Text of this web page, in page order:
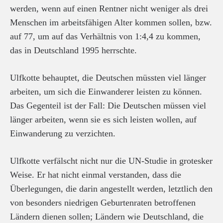
werden, wenn auf einen Rentner nicht weniger als drei
Menschen im arbeitsfähigen Alter kommen sollen, bzw.
auf 77, um auf das Verhältnis von 1:4,4 zu kommen,
das in Deutschland 1995 herrschte.
Ulfkotte behauptet, die Deutschen müssten viel länger
arbeiten, um sich die Einwanderer leisten zu können.
Das Gegenteil ist der Fall: Die Deutschen müssen viel
länger arbeiten, wenn sie es sich leisten wollen, auf
Einwanderung zu verzichten.
Ulfkotte verfälscht nicht nur die UN-Studie in grotesker
Weise. Er hat nicht einmal verstanden, dass die
Überlegungen, die darin angestellt werden, letztlich den
von besonders niedrigen Geburtenraten betroffenen
Ländern dienen sollen; Ländern wie Deutschland, die